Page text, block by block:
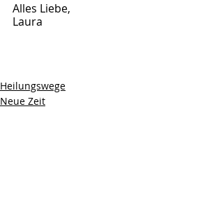
Alles Liebe,
Laura
Heilungswege
Neue Zeit